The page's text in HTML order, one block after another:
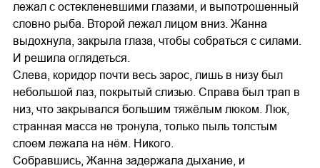
лежал с остекленевшими глазами, и выпотрошенный
словно рыба. Второй лежал лицом вниз. Жанна
выдохнула, закрыла глаза, чтобы собраться с силами.
И решила оглядеться.
Слева, коридор почти весь зарос, лишь в низу был
небольшой лаз, покрытый слизью. Справа был трап в
низ, что закрывался большим тяжёлым люком. Люк,
странная масса не тронула, только пыль толстым
слоем лежала на нём. Никого.
Собравшись, Жанна задержала дыхание, и